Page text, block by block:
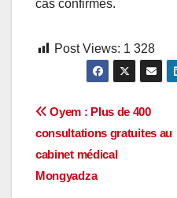
cas confirmés.
Post Views: 1 328
Navigation
de
l’article
Oyem : Plus de 400
consultations gratuites au
cabinet médical
Mongyadza